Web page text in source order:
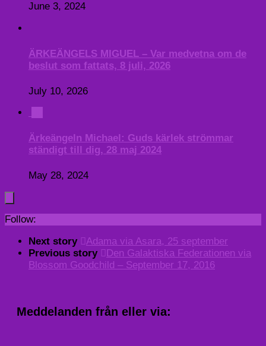
June 3, 2024
ÄRKEÄNGELS MIGUEL – Var medvetna om de
beslut som fattats, 8 juli, 2026
July 10, 2026
Ärkeängeln Michael: Guds kärlek strömmar
ständigt till dig, 28 maj 2024
May 28, 2024
Follow:
Next story
Adama via Asara, 25 september
Previous story
Den Galaktiska Federationen via
Blossom Goodchild – September 17, 2016
Meddelanden från eller via: